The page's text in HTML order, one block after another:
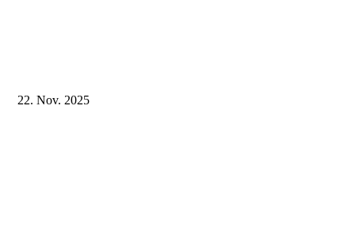
22. Nov. 2025